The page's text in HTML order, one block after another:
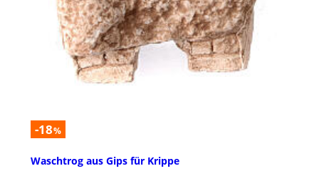
-18%
Waschtrog aus Gips für Krippe